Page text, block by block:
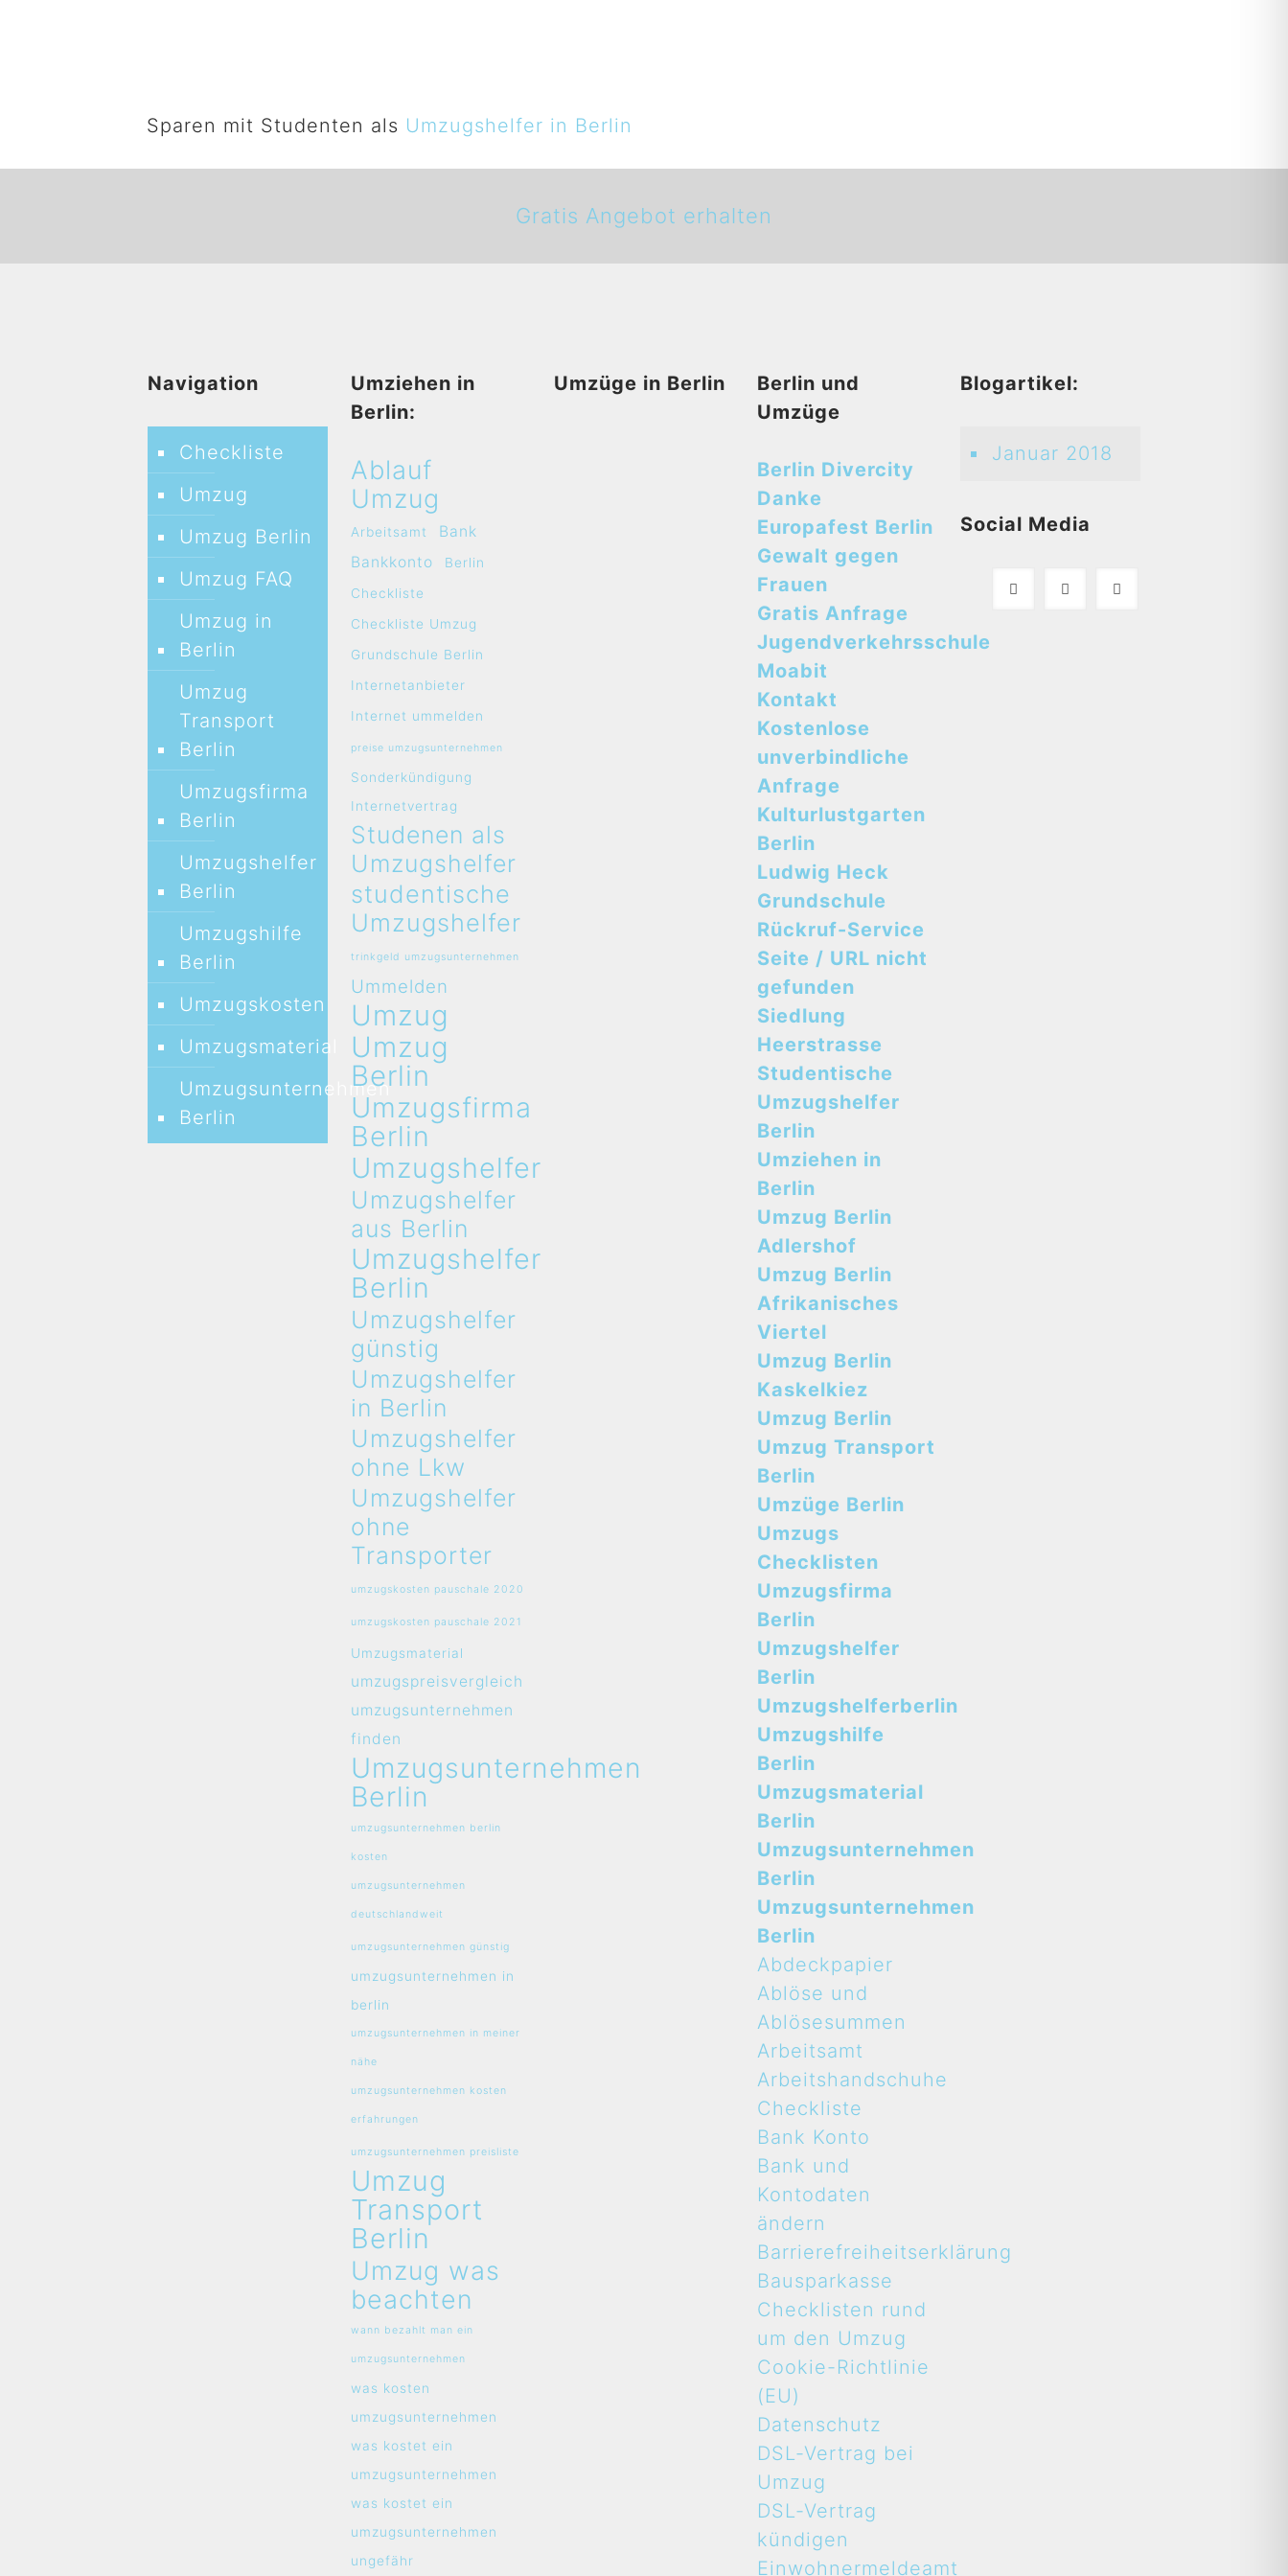
Sparen mit Studenten als Umzugshelfer in Berlin
Gratis Angebot erhalten
Navigation
Checkliste
Umzug
Umzug Berlin
Umzug FAQ
Umzug in
Berlin
Umzug
Transport
Berlin
Umzugsfirma
Berlin
Umzugshelfer
Berlin
Umzugshilfe
Berlin
Umzugskosten
Umzugsmaterial
Umzugsunternehmen
Berlin
Umziehen in
Berlin:
Ablauf
Umzug
Arbeitsamt
Bank
Bankkonto
Berlin
Checkliste
Checkliste Umzug
Grundschule Berlin
Internetanbieter
Internet ummelden
preise umzugsunternehmen
Sonderkündigung
Internetvertrag
Studenen als
Umzugshelfer
studentische
Umzugshelfer
trinkgeld umzugsunternehmen
Ummelden
Umzug
Umzug
Berlin
Umzugsfirma
Berlin
Umzugshelfer
Umzugshelfer
aus Berlin
Umzugshelfer
Berlin
Umzugshelfer
günstig
Umzugshelfer
in Berlin
Umzugshelfer
ohne Lkw
Umzugshelfer
ohne
Transporter
umzugskosten pauschale 2020
umzugskosten pauschale 2021
Umzugsmaterial
umzugspreisvergleich
umzugsunternehmen
finden
Umzugsunternehmen
Berlin
umzugsunternehmen berlin
kosten
umzugsunternehmen
deutschlandweit
umzugsunternehmen günstig
umzugsunternehmen in
berlin
umzugsunternehmen in meiner
nähe
umzugsunternehmen kosten
erfahrungen
umzugsunternehmen preisliste
Umzug
Transport
Berlin
Umzug was
beachten
wann bezahlt man ein
umzugsunternehmen
was kosten
umzugsunternehmen
was kostet ein
umzugsunternehmen
was kostet ein
umzugsunternehmen
ungefähr
Umzüge in Berlin
Berlin und
Umzüge
Berlin Divercity
Danke
Europafest Berlin
Gewalt gegen
Frauen
Gratis Anfrage
Jugendverkehrsschule
Moabit
Kontakt
Kostenlose
unverbindliche
Anfrage
Kulturlustgarten
Berlin
Ludwig Heck
Grundschule
Rückruf-Service
Seite / URL nicht
gefunden
Siedlung
Heerstrasse
Studentische
Umzugshelfer
Berlin
Umziehen in
Berlin
Umzug Berlin
Adlershof
Umzug Berlin
Afrikanisches
Viertel
Umzug Berlin
Kaskelkiez
Umzug Berlin
Umzug Transport
Berlin
Umzüge Berlin
Umzugs
Checklisten
Umzugsfirma
Berlin
Umzugshelfer
Berlin
Umzugshelferberlin
Umzugshilfe
Berlin
Umzugsmaterial
Berlin
Umzugsunternehmen
Berlin
Umzugsunternehmen
Berlin
Abdeckpapier
Ablöse und
Ablösesummen
Arbeitsamt
Arbeitshandschuhe
Checkliste
Bank Konto
Bank und
Kontodaten
ändern
Barrierefreiheitserklärung
Bausparkasse
Checklisten rund
um den Umzug
Cookie-Richtlinie
(EU)
Datenschutz
DSL-Vertrag bei
Umzug
DSL-Vertrag
kündigen
Einwohnermeldeamt
Blogartikel:
Januar 2018
Social Media